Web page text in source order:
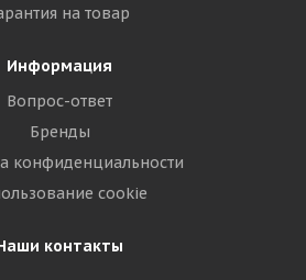
на товар
Информация
Вопрос-ответ
Бренды
конфиденциальности
cookie
контакты